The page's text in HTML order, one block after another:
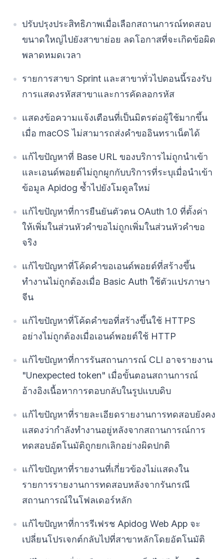
ปรับปรุงประสิทธิภาพเมื่อเลือกสถานการณ์ทดสอบ
ขนาดใหญ่ไปยังสาขาย่อย ลดโอกาสที่จะเกิดข้อผิด
พลาดหมดเวลา
รายการสาขา Sprint และสาขาทั่วไปตอนนี้รองรับ
การแสดงรหัสสาขาและการคัดลอกรหัส
แสดงข้อความแจ้งเตือนที่เป็นมิตรต่อผู้ใช้มากขึ้น
เมื่อ macOS ไม่สามารถส่งคำขออินทราเน็ตได้
แก้ไขปัญหาที่ Base URL ของบริการไม่ถูกนำเข้า
และเอนด์พอยต์ไม่ถูกผูกกับบริการที่ระบุเมื่อนำเข้า
ข้อมูล Apidog ซ้ำไปยังโมดูลใหม่
แก้ไขปัญหาที่การยืนยันตัวตน OAuth 1.0 ที่ตั้งค่า
ให้เพิ่มในส่วนหัวคำขอไม่ถูกเพิ่มในส่วนหัวคำขอ
จริง
แก้ไขปัญหาที่โค้ดคำขอเอนด์พอยต์ที่สร้างขึ้น
ทำงานไม่ถูกต้องเมื่อ Basic Auth ใช้ตัวแปรภาษา
จีน
แก้ไขปัญหาที่โค้ดคำขอที่สร้างขึ้นใช้ HTTPS
อย่างไม่ถูกต้องเมื่อเอนด์พอยต์ใช้ HTTP
แก้ไขปัญหาที่การรันสถานการณ์ CLI อาจรายงาน
"Unexpected token" เมื่อขั้นตอนสถานการณ์
อ้างอิงเนื้อหาการตอบกลับในรูปแบบดิบ
แก้ไขปัญหาที่รายละเอียดรายงานการทดสอบยังคง
แสดงว่ากำลังทำงานอยู่หลังจากสถานการณ์การ
ทดสอบอัตโนมัติถูกยกเลิกอย่างผิดปกติ
แก้ไขปัญหาที่รายงานที่เกี่ยวข้องไม่แสดงใน
รายการรายงานการทดสอบหลังจากรันกรณี
สถานการณ์ในโฟลเดอร์หลัก
แก้ไขปัญหาที่การรีเฟรช Apidog Web App จะ
เปลี่ยนโปรเจกต์กลับไปที่สาขาหลักโดยอัตโนมัติ